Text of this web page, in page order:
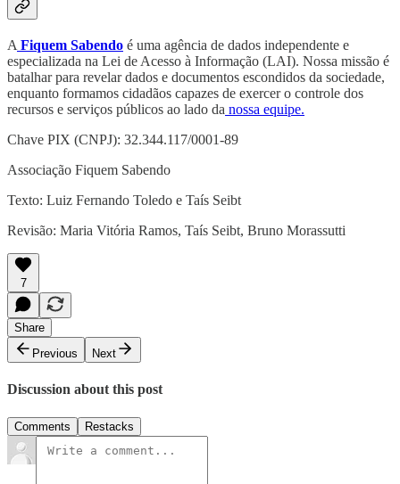
A Fiquem Sabendo é uma agência de dados independente e
especializada na Lei de Acesso à Informação (LAI). Nossa missão é
batalhar para revelar dados e documentos escondidos da sociedade,
enquanto formamos cidadãos capazes de exercer o controle dos
recursos e serviços públicos ao lado da nossa equipe.
Chave PIX (CNPJ): 32.344.117/0001-89
Associação Fiquem Sabendo
Texto: Luiz Fernando Toledo e Taís Seibt
Revisão: Maria Vitória Ramos, Taís Seibt, Bruno Morassutti
7
Share
Previous
Next
Discussion about this post
Comments Restacks